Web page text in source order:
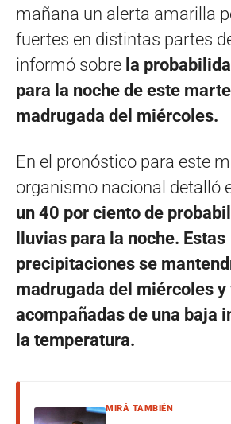
mañana un alerta amarilla
fuertes en distintas partes
informó sobre la
para la noche de este
madrugada del miércoles.
En el pronóstico para este
organismo nacional detalló
un 40 por ciento de
lluvias para la noche. Estas
precipitaciones se
madrugada del miércoles y
acompañadas de una baja
la temperatura.
MIRÁ TAMBIÉN